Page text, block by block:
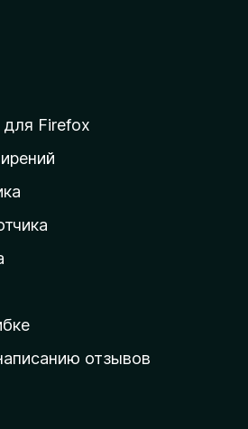
Firefox
отзывов